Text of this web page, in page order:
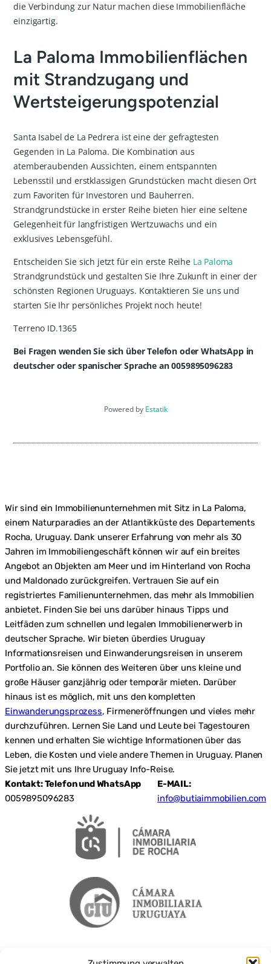
die Verbindung zur Natur machen diese Immobilienfläche
einzigartig.
La Paloma Immobilienflächen
mit Strandzugang und
Wertsteigerungspotenzial
Santa Isabel de La Pedrera ist eine der gefragtesten
Gegenden in La Paloma. Die Kombination aus
atemberaubenden Aussichten, einem entspannten
Lebensstil und erstklassigen Grundstücken macht diesen Ort
zum Favoriten für Investoren und Bauherren.
Strandgrundstücke in erster Reihe bieten hier eine seltene
Gelegenheit für langfristigen Wertzuwachs und ein
exklusives Lebensgefühl.
Entscheiden Sie sich jetzt für ein erste Reihe La Paloma
Strandgrundstück und gestalten Sie Ihre Zukunft in einer der
schönsten Regionen Uruguays. Kontaktieren Sie uns und
starten Sie Ihr persönliches Projekt noch heute!
Terreno ID.1365
Bei Fragen wenden Sie sich über Telefon oder WhatsApp in
deutscher oder spanischer Sprache an 0059895096283
Powered by Estatik
Wir sind ein Immobilienunternehmen mit Sitz in La Paloma,
einem Naturparadies an der Atlantikküste des Departements
Rocha, Uruguay. Dank unserer Erfahrung von mehr als 30
Jahren im Immobiliengeschäft können wir auf ein breites
Angebot an Objekten am Meer und im Hinterland von Rocha
und Maldonado zurückgreifen. Vertrauen Sie auf ein
registriertes Familienunternehmen, das mehr als Immobilien
anbietet. Finden Sie bei uns darüber hinaus Tipps und
Leitfäden zum schnellen und legalen Immobilienerwerb in
deutscher Sprache. Wir bieten überdies Uruguay
Informationsreisen und Einwanderungsreisen in unserem
Portfolio an. Sie können des Weiteren über uns kleine und
große Häuser ganzjährig oder temporär mieten. Darüber
hinaus ist es möglich, mit uns den kompletten
Einwanderungsprozess, Firmeneröffnungen und vieles mehr
durchzuführen. Lernen Sie Land und Leute bei Tagestouren
kennen und erhalten Sie wichtige Informationen über das
Leben, die Kosten und viele andere Themen in Uruguay. Planen
Sie jetzt mit uns Ihre Uruguay Info-Reise.
Kontakt: Telefon und WhatsApp
0059895096283
E-MAIL:
info@butiaimmobilien.com